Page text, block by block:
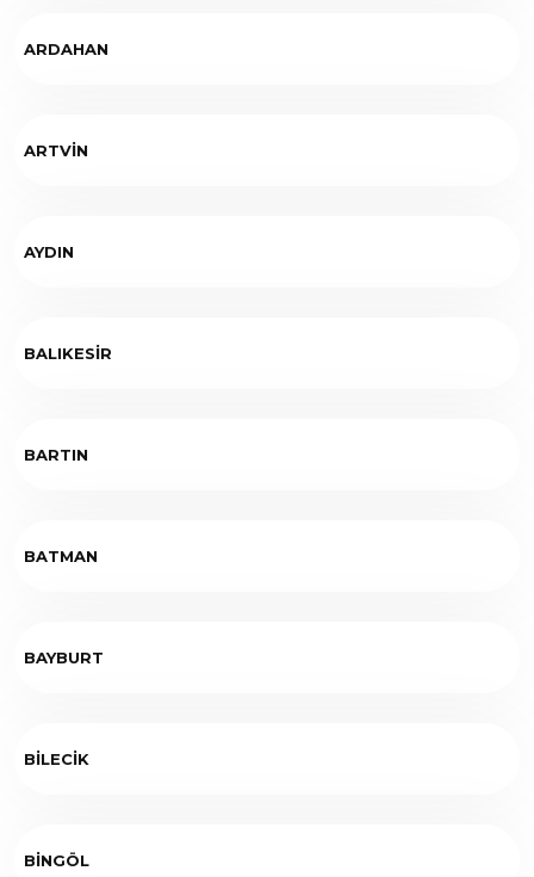
ARDAHAN
ARTVİN
AYDIN
BALIKESİR
BARTIN
BATMAN
BAYBURT
BİLECİK
BİNGÖL